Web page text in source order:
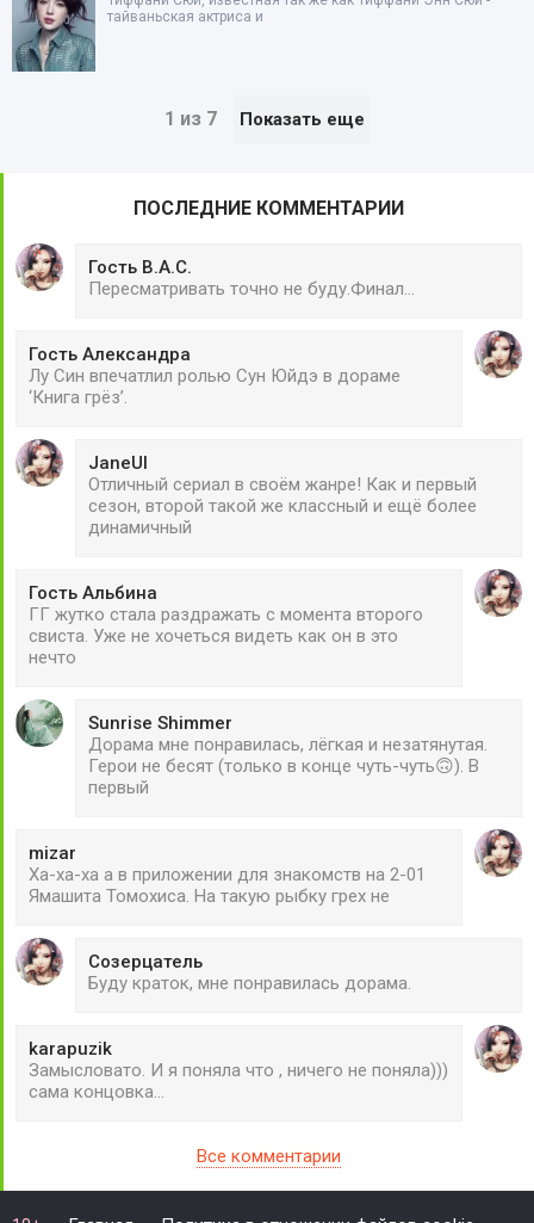
тайваньская актриса и
1 из 7 Показать еще
ПОСЛЕДНИЕ КОММЕНТАРИИ
Гость В.А.С.
Пересматривать точно не буду.Финал...
Гость Александра
Лу Син впечатлил ролью Сун Юйдэ в дораме
‘Книга грёз’.
JaneUl
Отличный сериал в своём жанре! Как и первый
сезон, второй такой же классный и ещё более
динамичный
Гость Альбина
ГГ жутко стала раздражать с момента второго
свиста. Уже не хочеться видеть как он в это
нечто
Sunrise Shimmer
Дорама мне понравилась, лёгкая и незатянутая.
Герои не бесят (только в конце чуть-чуть🙃). В
первый
mizar
Ха-ха-ха а в приложении для знакомств на 2-01
Ямашита Томохиса. На такую рыбку грех не
Созерцатель
Буду краток, мне понравилась дорама.
karapuzik
Замысловато. И я поняла что , ничего не поняла)))
сама концовка...
Все комментарии